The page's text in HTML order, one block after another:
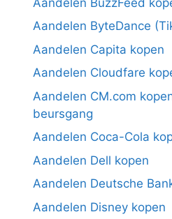
Aandelen ByteDance
Aandelen Capita kopen
Aandelen Cloudfare
Aandelen CM.com
beursgang
Aandelen Coca-Cola
Aandelen Dell kopen
Aandelen Deutsche
Aandelen Disney kopen